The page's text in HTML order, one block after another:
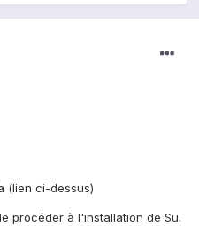
(lien ci-dessus)
procéder à l'installation de Su.